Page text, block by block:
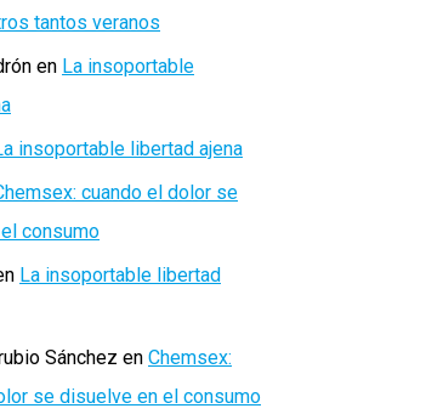
tantos veranos
en La insoportable
insoportable libertad ajena
cuando el dolor se
consumo
La insoportable libertad
Sánchez en Chemsex:
se disuelve en el consumo